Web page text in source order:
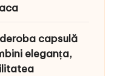
capsulă
eleganța,